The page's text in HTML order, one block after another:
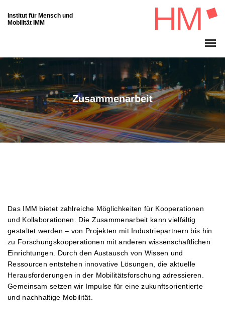
Institut für Mensch und
Mobilität IMM
Zusammenarbeit
Das IMM bietet zahlreiche Möglichkeiten für Kooperationen
und Kollaborationen. Die Zusammenarbeit kann vielfältig
gestaltet werden – von Projekten mit Industriepartnern bis hin
zu Forschungskooperationen mit anderen wissenschaftlichen
Einrichtungen. Durch den Austausch von Wissen und
Ressourcen entstehen innovative Lösungen, die aktuelle
Herausforderungen in der Mobilitätsforschung adressieren.
Gemeinsam setzen wir Impulse für eine zukunftsorientierte
und nachhaltige Mobilität.